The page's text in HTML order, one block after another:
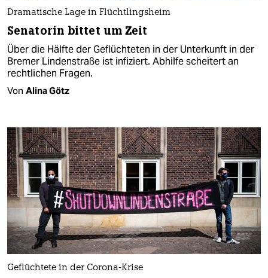
Dramatische Lage in Flüchtlingsheim
Senatorin bittet um Zeit
Über die Hälfte der Geflüchteten in der Unterkunft in der
Bremer Lindenstraße ist infiziert. Abhilfe scheitert an
rechtlichen Fragen.
Von Alina Götz
Geflüchtete in der Corona-Krise